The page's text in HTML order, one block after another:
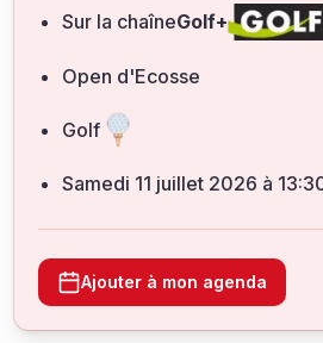
Sur la chaîneGolf+
Open d'Ecosse
Golf
samedi 11 juillet 2026 à
Ajouter à mon agenda